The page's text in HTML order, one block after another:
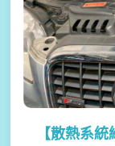
【散熱系統